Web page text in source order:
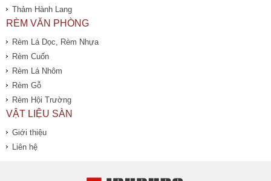
Thảm Hành Lang
RÈM VĂN PHÒNG
Rèm Lá Dọc, Rèm Nhựa
Rèm Cuốn
Rèm Lá Nhôm
Rèm Gỗ
Rèm Hội Trường
VẬT LIỆU SÀN
Giới thiệu
Liên hệ